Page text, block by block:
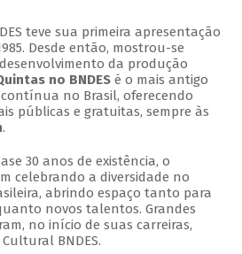
teve sua primeira apresentação
Desde então, mostrou-se
da produção
no BNDESé o mais antigo
no Brasil, oferecendo
públicas e gratuitas, sempre às
.
30 anos de existência, o
celebrando a diversidade no
abrindo espaço tanto para
novos talentos. Grandes
no início de suas carreiras,
BNDES.